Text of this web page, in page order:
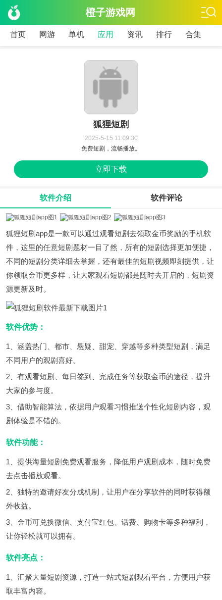
橙子游戏网
首页 网游 单机 应用 资讯 排行 合集
狐狸短剧
2025-5-15 11:09:30
免费短剧，流畅播放。
立即下载
软件介绍 软件评论
狐狸短剧app是一款可以通过观看短剧去领取金币奖励的手机软
件，这里的任意短剧题材一目了然，所有的短剧选择更加便捷，
不同的短剧分类详细去掌握，还有最佳的短剧视频即刻提供，让
你领取金币更多样，让大家观看短剧都是随时去开启的，短剧资
源更新及时。
软件优势：
1、涵盖热门、都市、悬疑、甜宠、穿越等多种类型短剧，满足
不同用户的观剧喜好。
2、有观看短剧、每日签到、完成任务等获取金币的途径，提升
大家的参与度。
3、借助智能算法，依据用户观看习惯推送个性化短剧内容，观
剧体验是不错的。
软件功能：
1、提供海量短剧免费观看服务，降低用户观剧成本，随时免费
去点击播放观看。
2、独特的邀请好友分成机制，让用户在分享软件的同时获得额
外收益。
3、金币可兑换微信、支付宝红包、话费、购物卡等多种福利，
让你轻松就可以拥有。
软件亮点：
1、汇聚大量短剧资源，打造一站式短剧观看平台，方便用户获
取丰富内容。